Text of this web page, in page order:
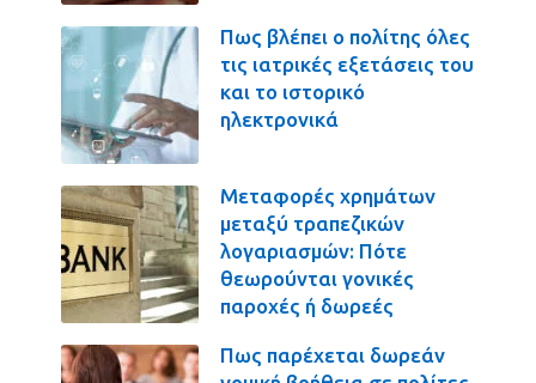
Πως βλέπει ο πολίτης όλες
τις ιατρικές εξετάσεις του
και το ιστορικό
ηλεκτρονικά
Μεταφορές χρημάτων
μεταξύ τραπεζικών
λογαριασμών: Πότε
θεωρούνται γονικές
παροχές ή δωρεές
Πως παρέχεται δωρεάν